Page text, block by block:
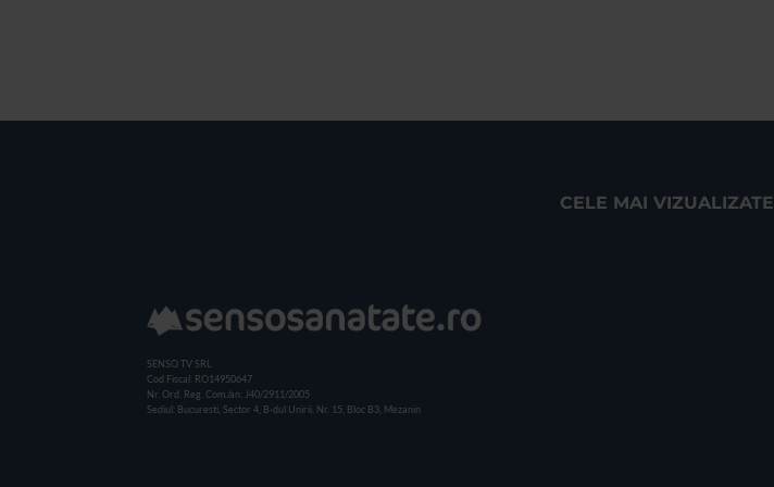
SENSO TV SRL
Cod Fiscal: RO14950647
Nr. Ord. Reg. Com./an: J40/2911/2005
Sediul: Bucuresti, Sector 4, B-dul Unirii, Nr. 15, Bloc B3, Mezanin
CELE MAI VIZUALIZATE